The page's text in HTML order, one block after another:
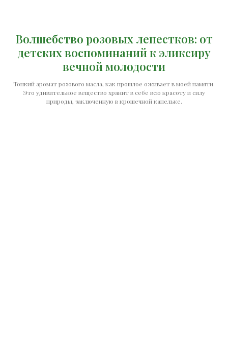
Волшебство розовых лепестков: от
детских воспоминаний к эликсиру
вечной молодости
Тонкий аромат розового масла, как прошлое оживает в моей памяти.
Это удивительное вещество хранит в себе всю красоту и силу
природы, заключенную в крошечной капельке.